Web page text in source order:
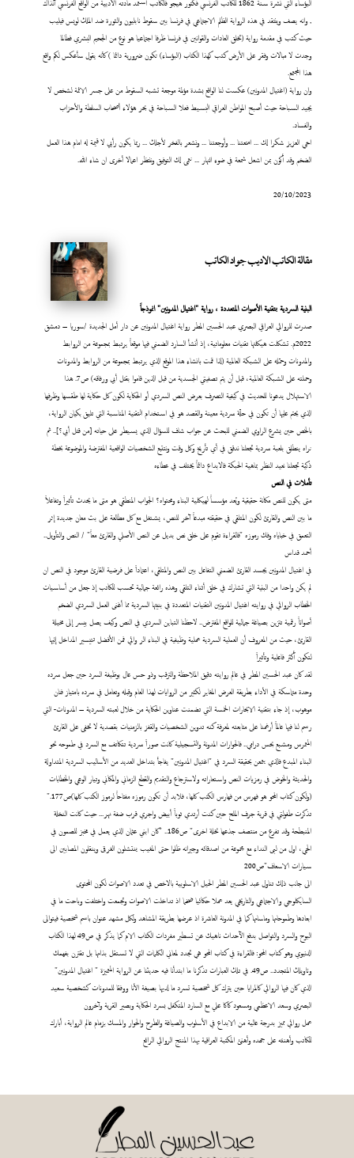
البؤساء التي نشرة سنة 1862 للكاتب الفرنسي فكتور هيجو فالكاتب استمد مادته الأدبية من الواقع الفرنسي آنذاك
, وانه يصف وينتقد في هذه الرواية الظلم الاجتماعي في فرنسا بين سقوط نابليون والثورة ضد الملك لويس فيليب
حيث كتب في مقدمة رواية (تخلق العادات والقوانين في فرنسا ظرفا اجتماعيا هو نوع من الجحيم البشري فطالما
وجدت لا مبالات وفقر على الأرض كتب كهذا الكتاب (البؤساء) تكون ضرورية دائما ) كأنه يقول سأعكس لكم واقع
هذا المجتمع.
وان رواية (اغتيال المدونين) عكست لنا الواقع بشدة مؤلمة موجعة تشبه السقوط من على جسر الائمة لشخص لا
يجيد السباحة حيث أصبح المواطن العراقي البسيط فعلا السباحة في بحر هؤلاء أصحاب السلطة والأحزاب
والفساد.
اخي العزيز شكرا لك ... امتعتنا ... وأوجعتنا ... ونشعر بالفخر لأجلك ... ربما يكون رأيي لا قيمة له امام هذا العمل
الضخم وقد أكون بمن اشعل شمعة في ضوء النهار ... نتمى لك التوفيق وننتظر اعمالا أخرى ان شاء الله.
20/10/2023
مقالة الكاتب الاديب جواد الكاتب
البنية السردية بتقنية الأصوات المتعددة ، رواية "اغتيال المدونين" انموذجاً
صدرت للروائي العراقي البصري عبد الحسين المطر رواية اغتيال المدونين عن دار أمل الجديدة /سوريا – دمشق
2022م. تشكلت هيكلتها تقنيات معلوماتية، إذ أنشأ السارد الضمني فيها موقعاً يرتبط بمجموعة من الروابط
والمدونات وحمّله على الشبكة العالمية (لذا قمت بانشاء هذا الموقع الذي يرتبط بمجموعة من الروابط والمدونات
وحملته على الشبكة العالمية، قبل أن يتم تصفيتي الجسدية من قبل الذين قاموا بقتل أبي ورفاقه) ص7. هذا
الاستهلال يدعونا للحديث في كيفية التصرف بعرض النص السردي أو الحكاية لكون كل حكاية لها طقسها وظرفها
الذي يحتم عليها أن تكون في حلّة سردية معينة والقصد هو في استخدام التقنية المناسبة التي تليق بكيان الرواية،
بالخص حين يشرع الراوي الضمني للبحث عن جواب شاف للسؤال الذي يسيطر على حياته [من قتل أبي؟].. ثم
نراه ينطلق بلعبة سردية تجعلنا ندقق في أي تأريخ وكل وقت ونتتبع الشخصيات الواقعية المفترضة والموضوعة بخطة
ذكية تجعلنا نعيد النظر بماهية الحبكة فالابداع دائماً يختلف في عطاءه
تأملاتفي النص
متىيكون للنص مكانة حقيقية ويُعد مؤسساً لهيكلية البناء ومحتواه؟ الجواب المنطقي هو متى ما يحدث تأثيراً وتفاعلاً
ما بين النص والقارئ لكون المتلقي في حقيقته مبدعاً آخر للنص، يشتغل مع كل مطالعة على بث معان جديدة إثر
التعمق في خباياه وفك رموزه "فالقراءة تقوم على خلق نص بديل عن النص الأصلي والقارئ معاً" / النص والتأويل..
أحمد قداس
في اغتيال المدونين يجسد القارئ الضمني التفاعل بين النص والمتلقي، اعتماداً على فرضية القارئ موجود في النص ان
لم يكن واحدا من البنية التي تشارك في خلق أثناء التلقي وهذه رائعة جمالية تحسب للكاتب إذ جعل من أساسيات
الخطاب الروائي في روايته اغتيال المدونين التقنيات المتعددة في بنيتها السردية مما أغنى العمل السردي الضخم
أصواتاً رقمية تتزين بصياغة جمالية للواقع المفترض.. لاحظنا التباين السردي في النص وكيف يصل بيسر إلى مخيلة
القارئ، حيث من المعروف أن العملية السردية عملية وظيفية في البناء الر وائي فمن الأفضل تتيسير المداخل إليها
لتكون أكثر فاعلية وتأثيراً
لقد كان عبد الحسين المطر في عالم روايته دقيق الملاحظة والترقب وذو حس عال بوظيفة السرد حين جعل سرده
وحدة متماسكة في الأداء بطريقة العرض المغاير لكثير من الروايات لهذا العام وقبله وتعامل في سرده بامتياز فنان
موهوب، إذ جاء بتقنية الابحارات الخمسة التي تضمنت عناوين الحكاية من خلال لعبته السردية – المدونات- التي
رسم لنا فيها عالماً أرغمنا على متابعته لمعرفة كنه تدوين الشخصيات والقفز بالزمنيات بقصدية لا تخفى على القارئ
المتمرس ومشبع بحس درامي.. فالحوارات المدونة والتسجيلية كانت صوراً سردية تتكاتف مع السرد في طموحه نحو
البناء المبدع فالذي يتمعن بحقيقة السرد في "اغتيال المدونين" يفاجأ بتداخل العديد من الأساليب السردية المتداولة
والحديثة والخوض في رمزيات النص واستعاراته ولاسترجاع والتقديم والقطع الزماني والمكاني وتيار الوعي والخطابات
(ولكون كتاب المحو هو فهرس من فهارس الكتب كلها، فلابد أن تكون رموزه مفتاحاً لرموز الكتب كلها)ص177."
تذكرت طفولتي في قرية جرف الملح حين كنت أرتدي ثوباً أبيض واجري قرب ضفة نهر... حيث كانت النخلة
المنبطحة وقد تفرع من منتصف جذعها نخلة اخرى" ص186.. "كان ابني عثمان الذي يعمل في مخبز للصمون في
الحي، اول من لبى النداء مع مجموعة من اصدقائه وجيرانه ظلوا حتى المغيب ينتشلون الغرقى وينقلون المصابين الى
سيارات الاسعاف"ص200
السايكلوجي والاجتماعي والتاريخي يعد عملا حكائيا ضخما اذ تداخلت الاصوات وتجمعت واختلفت وباحت ما في
ابعادها وطموحاتها وماساتها كما في المدونة العاشرة اذ عرضها بطريقة المشاهد ولكل مشهد عنوان باسم شخصية فيتوالى
البوح والسرد والتواصل بدفع الآحداث ناهيك عن تسطير مفردات الكتاب الام كما يذكر في ص49 لهذا الكتاب
الدنيوي وهو كتاب المحو: فالقراءة في كتاب المحو هي تجدد لمعاني الكلمات التي لا تستقل بذاتها بل تقترن بفهمك
وتاويلك المتجدد.. ص49. في تلك العبارات تذكرنا ما ابتدأنا فيه حديثنا عن الرواية المتميزة " اغتيال المدونين"
الذي كان فيها الروائي كالمرايا حين يترك كل شخصية تسرد ما لديها بصيغة الأنا ووفقا للمدونات كشخصية سعيد
البصري وسعد الاعظمي ومسعود كاكا علي مع السارد المتكفل بسرد الحكاية وبصير القرية وآخرون
عمل روائي مميز بدرجة عالية من الابداع في الأسلوب والصياغة والطرح والحوار والمسك بزمام عالم الرواية، أبارك
للكاتب وأهنئه على جهده وأهنئ المكتبة العراقية بهذا المنتج الروائي الرائع